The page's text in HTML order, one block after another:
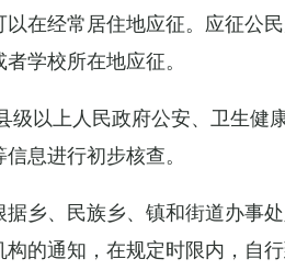
在经常居住地应征。应征公
学校所在地应征。
级以上人民政府公安、卫生健
息进行初步核查。
据乡、民族乡、镇和街道办事
的通知，在规定时限内，自